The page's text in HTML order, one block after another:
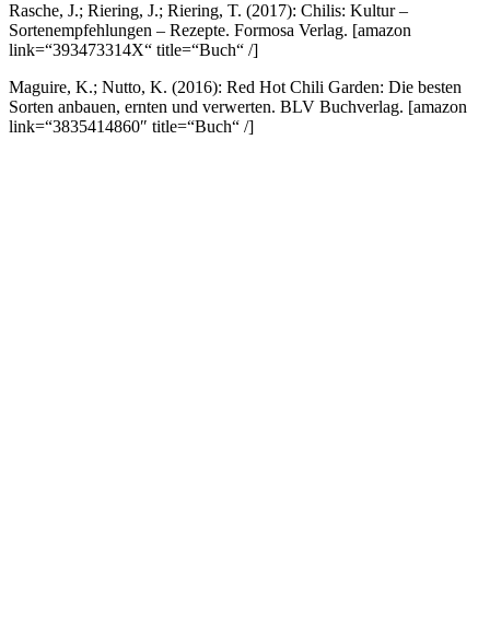
Rasche, J.; Riering, J.; Riering, T. (2017): Chilis: Kultur –
Sortenempfehlungen – Rezepte. Formosa Verlag. [amazon
link=“393473314X“ title=“Buch“ /]
Maguire, K.; Nutto, K. (2016): Red Hot Chili Garden: Die besten
Sorten anbauen, ernten und verwerten. BLV Buchverlag. [amazon
link=“3835414860″ title=“Buch“ /]